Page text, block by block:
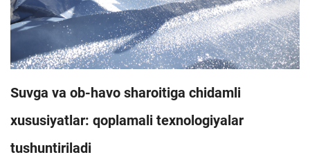
Suvga va ob-havo sharoitiga chidamli
xususiyatlar: qoplamali texnologiyalar
tushuntiriladi